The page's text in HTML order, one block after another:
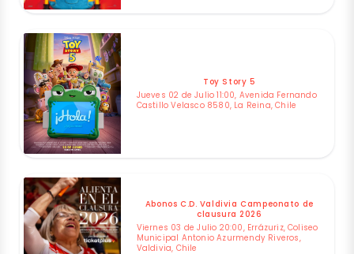
Toy Story 5
Jueves 02 de Julio 11:00, Avenida Fernando
Castillo Velasco 8580, La Reina, Chile
Abonos C.D. Valdivia Campeonato de
clausura 2026
Viernes 03 de Julio 20:00, Errázuriz, Coliseo
Municipal Antonio Azurmendy Riveros,
Valdivia, Chile